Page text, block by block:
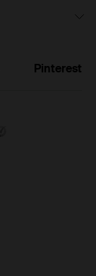
Pinterest